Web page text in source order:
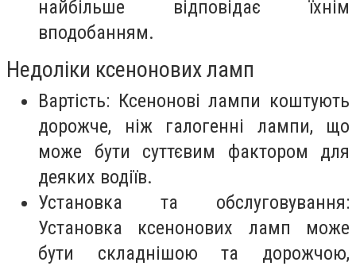
найбільше відповідає їхнім
вподобанням.
Недоліки ксенонових ламп
Вартість: Ксенонові лампи коштують
дорожче, ніж галогенні лампи, що
може бути суттєвим фактором для
деяких водіїв.
Установка та обслуговування:
Установка ксенонових ламп може
бути складнішою та дорожчою,